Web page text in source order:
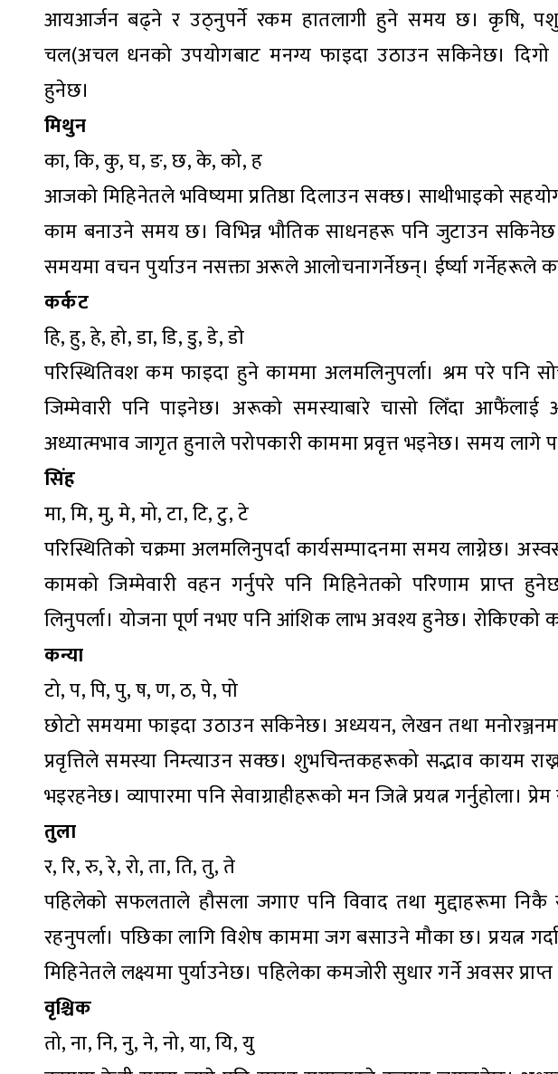
आयआर्जन बढ्ने र उठ्नुपर्ने रकम हातलागी हुने समय छ। कृषि,
चल(अचल धनको उपयोगबाट मनग्य फाइदा उठाउन सकिनेछ। दिगो
हुनेछ।
मिथुन
का, कि, कु, घ, ङ, छ, के, को, ह
आजको मिहिनेतले भविष्यमा प्रतिष्ठा दिलाउन सक्छ। साथीभाइको
काम बनाउने समय छ। विभिन्न भौतिक साधनहरू पनि जुटाउन
समयमा वचन पुर्याउन नसक्ता अरूले आलोचनागर्नेछन्। ईर्ष्या गर्नेहरूले
कर्कट
हि, हु, हे, हो, डा, डि, डु, डे, डो
परिस्थितिवश कम फाइदा हुने काममा अलमलिनुपर्ला। श्रम परे पनि
जिम्मेवारी पनि पाइनेछ। अरूको समस्याबारे चासो लिँदा आफैंलाई
अध्यात्मभाव जागृत हुनाले परोपकारी काममा प्रवृत्त भइनेछ। समय लागे
सिंह
मा, मि, मु, मे, मो, टा, टि, टु, टे
परिस्थितिको चक्रमा अलमलिनुपर्दा कार्यसम्पादनमा समय लाग्नेछ।
कामको जिम्मेवारी वहन गर्नुपरे पनि मिहिनेतको परिणाम प्राप्त
लिनुपर्ला। योजना पूर्ण नभए पनि आंशिक लाभ अवश्य हुनेछ। रोकिएको
कन्या
टो, प, पि, पु, ष, ण, ठ, पे, पो
छोटो समयमा फाइदा उठाउन सकिनेछ। अध्ययन, लेखन तथा
प्रवृत्तिले समस्या निम्त्याउन सक्छ। शुभचिन्तकहरूको सद्भाव कायम
भइरहनेछ। व्यापारमा पनि सेवाग्राहीहरूको मन जित्ने प्रयत्न गर्नुहोला।
तुला
र, रि, रु, रे, रो, ता, ति, तु, ते
पहिलेको सफलताले हौसला जगाए पनि विवाद तथा मुद्दाहरूमा
रहनुपर्ला। पछिका लागि विशेष काममा जग बसाउने मौका छ। प्रयत्न
मिहिनेतले लक्ष्यमा पुर्याउनेछ। पहिलेका कमजोरी सुधार गर्ने अवसर
वृश्चिक
तो, ना, नि, नु, ने, नो, या, यि, यु